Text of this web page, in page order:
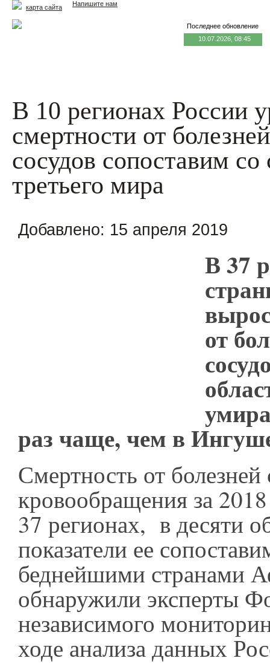
Напишите нам
карта сайта
Последнее обновление
10.07.2026, 08:45
В 10 регионах России
смертности от
сосудов сопоставим со
третьего мира
Добавлено: 15 апреля 2019
В 37
от
раз чаще, чем в
Смертность от
кровообращения за
37 регионах, в десяти
показатели ее
беднейшими странами
обнаружили эксперты
независимого
ходе анализа данных